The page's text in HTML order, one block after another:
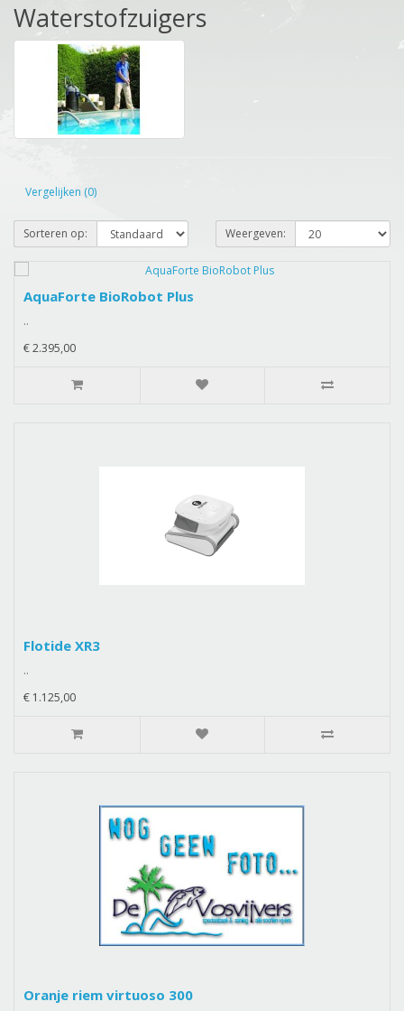
Waterstofzuigers
Vergelijken (0)
Sorteren op: Weergeven:
AquaForte BioRobot Plus
..
€ 2.395,00
Flotide XR3
..
€ 1.125,00
Oranje riem virtuoso 300